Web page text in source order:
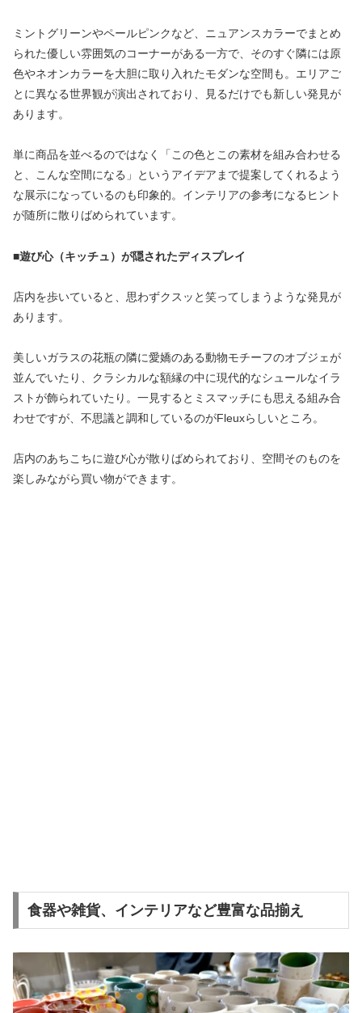
ミントグリーンやペールピンクなど、ニュアンスカラーでまとめ
られた優しい雰囲気のコーナーがある一方で、そのすぐ隣には原
色やネオンカラーを大胆に取り入れたモダンな空間も。エリアご
とに異なる世界観が演出されており、見るだけでも新しい発見が
あります。
単に商品を並べるのではなく「この色とこの素材を組み合わせる
と、こんな空間になる」というアイデアまで提案してくれるよう
な展示になっているのも印象的。インテリアの参考になるヒント
が随所に散りばめられています。
■遊び心（キッチュ）が隠されたディスプレイ
店内を歩いていると、思わずクスッと笑ってしまうような発見が
あります。
美しいガラスの花瓶の隣に愛嬌のある動物モチーフのオブジェが
並んでいたり、クラシカルな額縁の中に現代的なシュールなイラ
ストが飾られていたり。一見するとミスマッチにも思える組み合
わせですが、不思議と調和しているのがFleuxらしいところ。
店内のあちこちに遊び心が散りばめられており、空間そのものを
楽しみながら買い物ができます。
食器や雑貨、インテリアなど豊富な品揃え